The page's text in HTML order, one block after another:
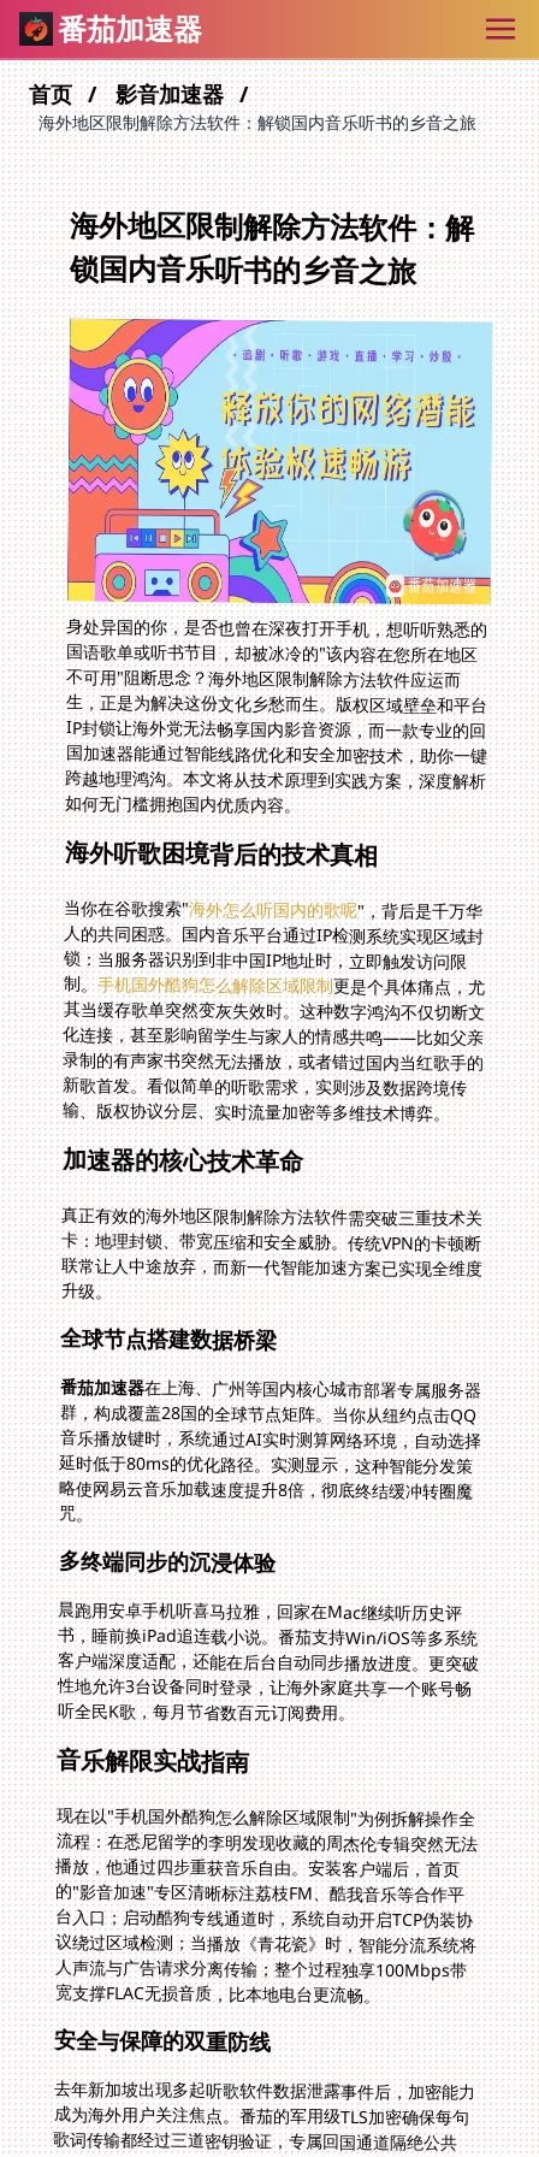
番茄加速器
首页 影音加速器
海外地区限制解除方法软件：解锁国内音乐听书的乡音之旅
海外地区限制解除方法软件：解
锁国内音乐听书的乡音之旅
身处异国的你，是否也曾在深夜打开手机，想听听熟悉的
国语歌单或听书节目，却被冰冷的"该内容在您所在地区
不可用"阻断思念？海外地区限制解除方法软件应运而
生，正是为解决这份文化乡愁而生。版权区域壁垒和平台
IP封锁让海外党无法畅享国内影音资源，而一款专业的回
国加速器能通过智能线路优化和安全加密技术，助你一键
跨越地理鸿沟。本文将从技术原理到实践方案，深度解析
如何无门槛拥抱国内优质内容。
海外听歌困境背后的技术真相
当你在谷歌搜索"海外怎么听国内的歌呢"，背后是千万华
人的共同困惑。国内音乐平台通过IP检测系统实现区域封
锁：当服务器识别到非中国IP地址时，立即触发访问限
制。手机国外酷狗怎么解除区域限制更是个具体痛点，尤
其当缓存歌单突然变灰失效时。这种数字鸿沟不仅切断文
化连接，甚至影响留学生与家人的情感共鸣——比如父亲
录制的有声家书突然无法播放，或者错过国内当红歌手的
新歌首发。看似简单的听歌需求，实则涉及数据跨境传
输、版权协议分层、实时流量加密等多维技术博弈。
加速器的核心技术革命
真正有效的海外地区限制解除方法软件需突破三重技术关
卡：地理封锁、带宽压缩和安全威胁。传统VPN的卡顿断
联常让人中途放弃，而新一代智能加速方案已实现全维度
升级。
全球节点搭建数据桥梁
番茄加速器在上海、广州等国内核心城市部署专属服务器
群，构成覆盖28国的全球节点矩阵。当你从纽约点击QQ
音乐播放键时，系统通过AI实时测算网络环境，自动选择
延时低于80ms的优化路径。实测显示，这种智能分发策
略使网易云音乐加载速度提升8倍，彻底终结缓冲转圈魔
咒。
多终端同步的沉浸体验
晨跑用安卓手机听喜马拉雅，回家在Mac继续听历史评
书，睡前换iPad追连载小说。番茄支持Win/iOS等多系统
客户端深度适配，还能在后台自动同步播放进度。更突破
性地允许3台设备同时登录，让海外家庭共享一个账号畅
听全民K歌，每月节省数百元订阅费用。
音乐解限实战指南
现在以"手机国外酷狗怎么解除区域限制"为例拆解操作全
流程：在悉尼留学的李明发现收藏的周杰伦专辑突然无法
播放，他通过四步重获音乐自由。安装客户端后，首页
的"影音加速"专区清晰标注荔枝FM、酷我音乐等合作平
台入口；启动酷狗专线通道时，系统自动开启TCP伪装协
议绕过区域检测；当播放《青花瓷》时，智能分流系统将
人声流与广告请求分离传输；整个过程独享100Mbps带
宽支撑FLAC无损音质，比本地电台更流畅。
安全与保障的双重防线
去年新加坡出现多起听歌软件数据泄露事件后，加密能力
成为海外用户关注焦点。番茄的军用级TLS加密确保每句
歌词传输都经过三道密钥验证，专属回国通道隔绝公共
VPN的嗅探风险。更值得称道的是7×24小时中文技术响
应，当你在东京遇到网易云音乐突然报错3206时，专业
团队能通过远程诊断定位到是本地DNS污染，五分钟内提